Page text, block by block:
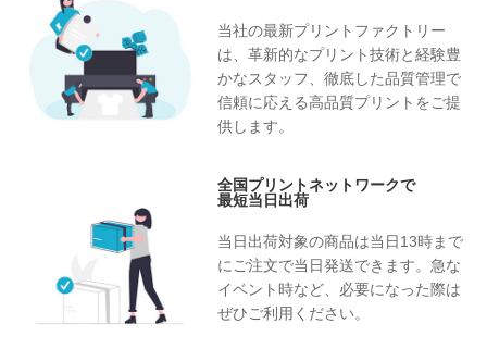
当社の最新プリントファクトリー
は、革新的なプリント技術と経験豊
かなスタッフ、徹底した品質管理で
信頼に応える高品質プリントをご提
供します。
全国プリントネットワークで
最短当日出荷
当日出荷対象の商品は当日13時まで
にご注文で当日発送できます。急な
イベント時など、必要になった際は
ぜひご利用ください。